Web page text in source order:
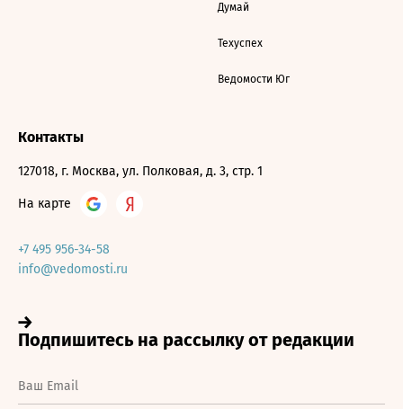
Думай
Техуспех
Ведомости Юг
Контакты
127018, г. Москва, ул. Полковая, д. 3, стр. 1
На карте
+7 495 956-34-58
info@vedomosti.ru